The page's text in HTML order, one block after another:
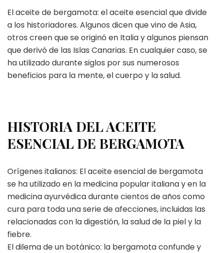
El aceite de bergamota: el aceite esencial que divide
a los historiadores. Algunos dicen que vino de Asia,
otros creen que se originó en Italia y algunos piensan
que derivó de las Islas Canarias. En cualquier caso, se
ha utilizado durante siglos por sus numerosos
beneficios para la mente, el cuerpo y la salud.
HISTORIA DEL ACEITE
ESENCIAL DE BERGAMOTA
Orígenes italianos: El aceite esencial de bergamota
se ha utilizado en la medicina popular italiana y en la
medicina ayurvédica durante cientos de años como
cura para toda una serie de afecciones, incluidas las
relacionadas con la digestión, la salud de la piel y la
fiebre.
El dilema de un botánico: la bergamota confunde y